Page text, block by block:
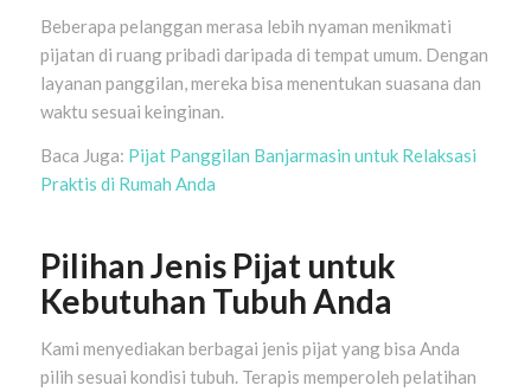
Beberapa pelanggan merasa lebih nyaman menikmati
pijatan di ruang pribadi daripada di tempat umum. Dengan
layanan panggilan, mereka bisa menentukan suasana dan
waktu sesuai keinginan.
Baca Juga: Pijat Panggilan Banjarmasin untuk Relaksasi
Praktis di Rumah Anda
Pilihan Jenis Pijat untuk
Kebutuhan Tubuh Anda
Kami menyediakan berbagai jenis pijat yang bisa Anda
pilih sesuai kondisi tubuh. Terapis memperoleh pelatihan